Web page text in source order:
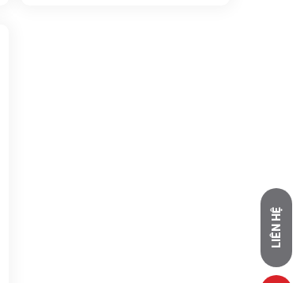
LIÊN HỆ